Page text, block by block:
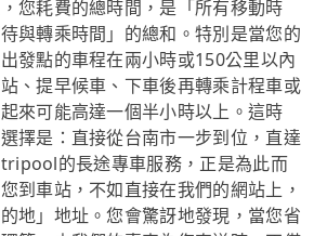
您耗費的總時間，是「所有移動時
與轉乘時間」的總和。特別是當您的
發點的車程在兩小時或150公里以內
、提早候車、下車後再轉乘計程車或
來可能高達一個半小時以上。這時
擇是：直接從台南市一步到位，直達
的長途專車服務，正是為此而
到車站，不如直接在我們的網站上，
地」地址。您會驚訝地發現，當您省